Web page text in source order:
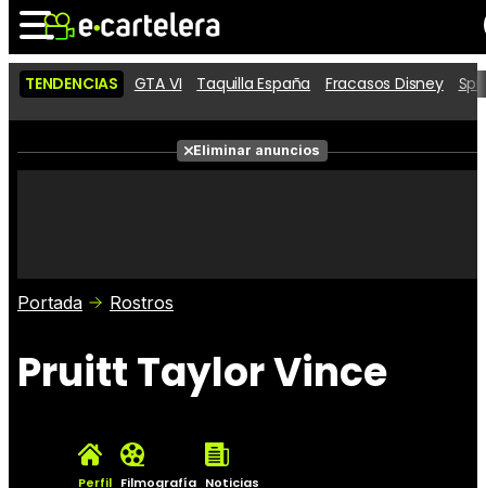
Noticias Cartelera
Películas
Críticas
TENDENCIAS GTA VI Taquilla España Fracasos Disney
Eliminar anuncios
Portada Rostros
Pruitt Taylor Vince
Perfil Filmografía Noticias